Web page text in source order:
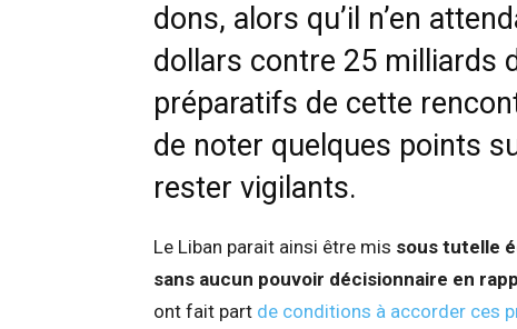
dons, alors qu’il n’en
dollars contre 25 milliards
préparatifs de cette
de noter quelques points
rester vigilants.
Le Liban parait ainsi être mis sous tutelle
sans aucun pouvoir décisionnaire en
ont fait part de conditions à accorder ces